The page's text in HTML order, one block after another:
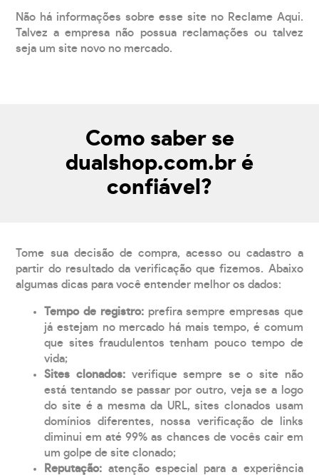
Não há informações sobre esse site no Reclame Aqui.
Talvez a empresa não possua reclamações ou talvez
seja um site novo no mercado.
Como saber se
dualshop.com.br é
confiável?
Tome sua decisão de compra, acesso ou cadastro a
partir do resultado da verificação que fizemos. Abaixo
algumas dicas para você entender melhor os dados:
Tempo de registro: prefira sempre empresas que
já estejam no mercado há mais tempo, é comum
que sites fraudulentos tenham pouco tempo de
vida;
Sites clonados: verifique sempre se o site não
está tentando se passar por outro, veja se a logo
do site é a mesma da URL, sites clonados usam
domínios diferentes, nossa verificação de links
diminui em até 99% as chances de vocês cair em
um golpe de site clonado;
Reputação: atenção especial para a experiência